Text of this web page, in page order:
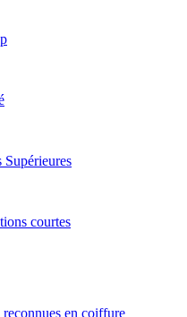
courtes
en coiffure